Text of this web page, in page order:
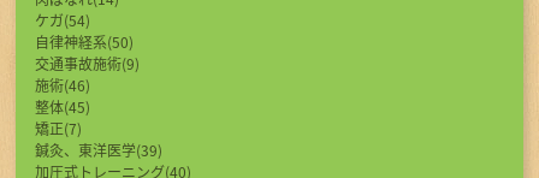
ケガ(54)
自律神経系(50)
交通事故施術(9)
施術(46)
整体(45)
矯正(7)
鍼灸、東洋医学(39)
加圧式トレーニング(40)